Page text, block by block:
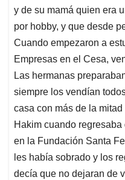
y de su mamá quien era
por hobby, y que desde
Cuando empezaron a
Empresas en el Cesa,
Las hermanas
siempre los vendían
casa con más de la
Hakim cuando
en la Fundación Santa
les había sobrado y los
decía que no dejaran de